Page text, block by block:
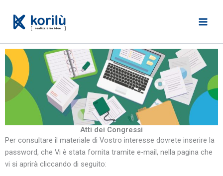
contenuto
Atti dei Congressi
Per consultare il materiale di Vostro interesse dovrete inserire la
password, che Vi è stata fornita tramite e-mail, nella pagina che
vi si aprirà cliccando di seguito: